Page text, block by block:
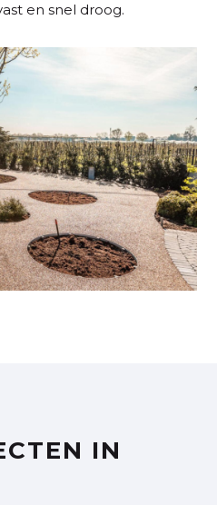
en snel droog.
IN